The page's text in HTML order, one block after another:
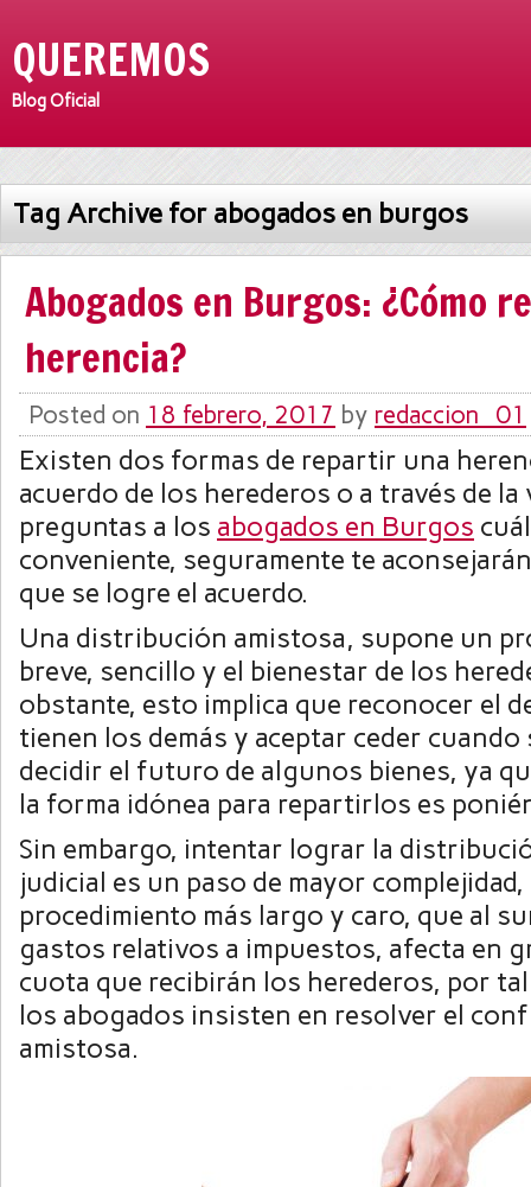
QUEREMOS
Blog Oficial
Tag Archive for abogados en burgos
Abogados en Burgos: ¿Cómo
herencia?
Posted on 18 febrero, 2017 by redaccion_01
Existen dos formas de repartir una
acuerdo de los herederos o a través de la
preguntas a los abogados en Burgos
conveniente, seguramente te
que se logre el acuerdo.
Una distribución amistosa, supone un
breve, sencillo y el bienestar de los
obstante, esto implica que reconocer el
tienen los demás y aceptar ceder cuando
decidir el futuro de algunos bienes, ya
la forma idónea para repartirlos es
Sin embargo, intentar lograr la
judicial es un paso de mayor
procedimiento más largo y caro, que al
gastos relativos a impuestos, afecta en
cuota que recibirán los herederos, por
los abogados insisten en resolver el
amistosa.